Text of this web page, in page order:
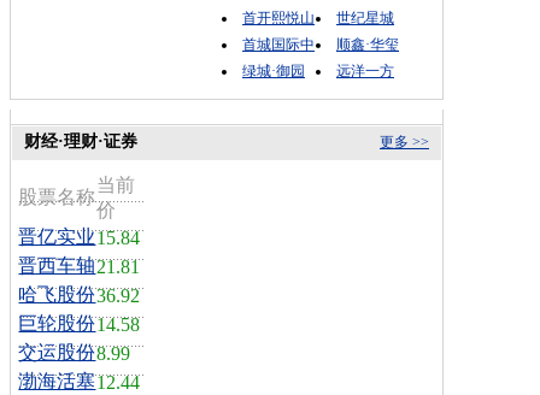
首开熙悦山
世纪星城
首城国际中
顺鑫·华玺
绿城·御园
远洋一方
更多 >>
财经·理财·证券
股票名称
当前
价
晋亿实业15.84
晋西车轴21.81
哈飞股份36.92
巨轮股份14.58
交运股份8.99
渤海活塞12.44